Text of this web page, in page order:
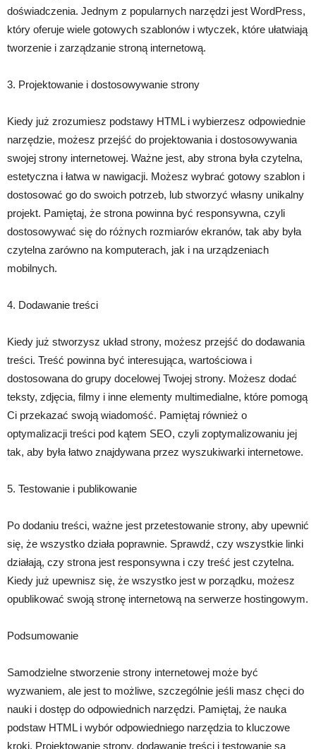
doświadczenia. Jednym z popularnych narzędzi jest WordPress,
który oferuje wiele gotowych szablonów i wtyczek, które ułatwiają
tworzenie i zarządzanie stroną internetową.
3. Projektowanie i dostosowywanie strony
Kiedy już zrozumiesz podstawy HTML i wybierzesz odpowiednie
narzędzie, możesz przejść do projektowania i dostosowywania
swojej strony internetowej. Ważne jest, aby strona była czytelna,
estetyczna i łatwa w nawigacji. Możesz wybrać gotowy szablon i
dostosować go do swoich potrzeb, lub stworzyć własny unikalny
projekt. Pamiętaj, że strona powinna być responsywna, czyli
dostosowywać się do różnych rozmiarów ekranów, tak aby była
czytelna zarówno na komputerach, jak i na urządzeniach
mobilnych.
4. Dodawanie treści
Kiedy już stworzysz układ strony, możesz przejść do dodawania
treści. Treść powinna być interesująca, wartościowa i
dostosowana do grupy docelowej Twojej strony. Możesz dodać
teksty, zdjęcia, filmy i inne elementy multimedialne, które pomogą
Ci przekazać swoją wiadomość. Pamiętaj również o
optymalizacji treści pod kątem SEO, czyli zoptymalizowaniu jej
tak, aby była łatwo znajdywana przez wyszukiwarki internetowe.
5. Testowanie i publikowanie
Po dodaniu treści, ważne jest przetestowanie strony, aby upewnić
się, że wszystko działa poprawnie. Sprawdź, czy wszystkie linki
działają, czy strona jest responsywna i czy treść jest czytelna.
Kiedy już upewnisz się, że wszystko jest w porządku, możesz
opublikować swoją stronę internetową na serwerze hostingowym.
Podsumowanie
Samodzielne stworzenie strony internetowej może być
wyzwaniem, ale jest to możliwe, szczególnie jeśli masz chęci do
nauki i dostęp do odpowiednich narzędzi. Pamiętaj, że nauka
podstaw HTML i wybór odpowiedniego narzędzia to kluczowe
kroki. Projektowanie strony, dodawanie treści i testowanie są